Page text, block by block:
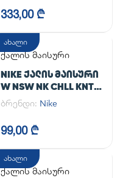
333,00 ₾
ახალი
ქალის მაისური
NIKE ᲥᲐᲚᲘᲡ ᲛᲐᲘᲡᲣᲠᲘ
W NSW NK CHLL KNT
MD CRP
ბრენდი: Nike
99,00 ₾
ახალი
ქალის მაისური